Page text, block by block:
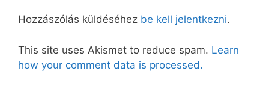
Hozzászólás küldéséhez be kell jelentkezni.
This site uses Akismet to reduce spam. Learn
how your comment data is processed.